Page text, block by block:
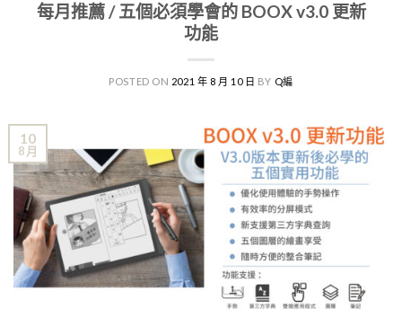
每月推薦 / 五個必須學會的 BOOX v3.0 更新
功能
POSTED ON 2021 年 8 月 10 日 BY Q編
10
8 月